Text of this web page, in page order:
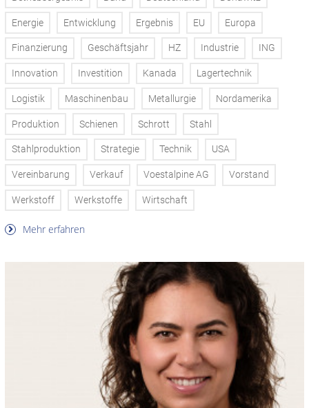
Energie Entwicklung Ergebnis EU Europa
Finanzierung Geschäftsjahr HZ Industrie ING
Innovation Investition Kanada Lagertechnik
Logistik Maschinenbau Metallurgie Nordamerika
Produktion Schienen Schrott Stahl
Stahlproduktion Strategie Technik USA
Vereinbarung Verkauf Voestalpine AG Vorstand
Werkstoff Werkstoffe Wirtschaft
Mehr erfahren